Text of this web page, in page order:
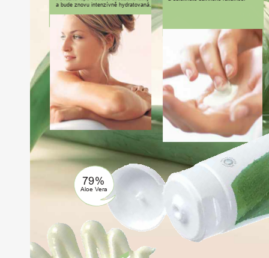
a bude znovu intenzívně hydratovaná.
79%
Aloe Vera